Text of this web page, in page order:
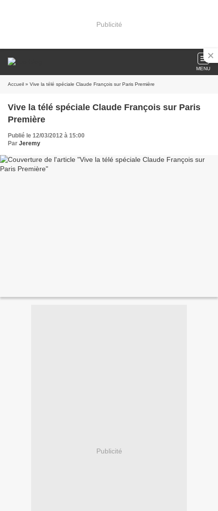
Publicité
MENU
Accueil » Vive la télé spéciale Claude François sur Paris Première
Vive la télé spéciale Claude François sur Paris
Première
Publié le 12/03/2012 à 15:00
Par Jeremy
Publicité